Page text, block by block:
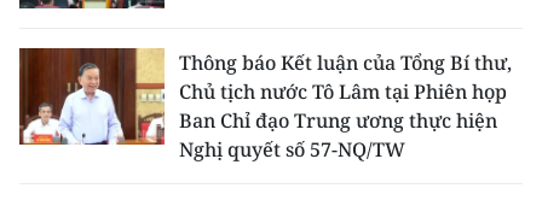
Thông báo Kết luận của Tổng Bí thư,
Chủ tịch nước Tô Lâm tại Phiên họp
Ban Chỉ đạo Trung ương thực hiện
Nghị quyết số 57-NQ/TW